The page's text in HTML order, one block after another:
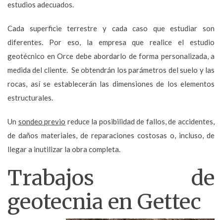
estudios adecuados.
Cada superficie terrestre y cada caso que estudiar son
diferentes. Por eso, la empresa que realice el estudio
geotécnico en Orce debe abordarlo de forma personalizada, a
medida del cliente. Se obtendrán los parámetros del suelo y las
rocas, así se establecerán las dimensiones de los elementos
estructurales.
Un sondeo previo reduce la posibilidad de fallos, de accidentes,
de daños materiales, de reparaciones costosas o, incluso, de
llegar a inutilizar la obra completa.
Trabajos de
geotecnia en Gettec